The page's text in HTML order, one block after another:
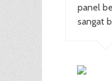
panel
sangat